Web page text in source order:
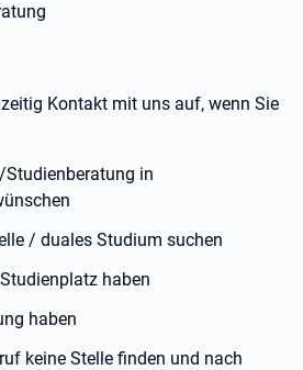
Kontakt mit uns auf, wenn Sie
in
/ duales Studium suchen
haben
haben
keine Stelle finden und nach